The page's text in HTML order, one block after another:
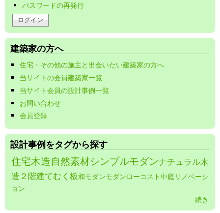
パスワードの再発行
建築家の方へ
住宅・その他の施主と出会いたい建築家の方へ
当サイトの会員建築家一覧
当サイト会員の設計事例一覧
お問い合わせ
会員登録
設計事例をタグから探す
住宅木造自然素材シンプルモダンナチュラル木
造２階建てむく板和モダンモダンローコスト中庭 リノベーシ
ョン
続き